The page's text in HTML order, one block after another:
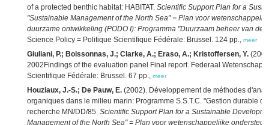
of a protected benthic habitat: HABITAT. Scientific Support Plan for a
"Sustainable Management of the North Sea" = Plan voor
duurzame ontwikkeling (PODO I): Programma "Duurzaam beheer van de
Science Policy = Politique Scientifique Fédérale: Brussel. 124 pp., meer
Giuliani, P.; Boissonnas, J.; Clarke, A.; Eraso, A.; Kristoffersen, Y.
2002Findings of the evaluation panel Final report. Federaal
Scientifique Fédérale: Brussel. 67 pp., meer
Houziaux, J.-S.; De Pauw, E. (2002). Développement de méthodes
organiques dans le milieu marin: Programme S.S.T.C. "Gestion durable
recherche MN/DD/85. Scientific Support Plan for a Sustainable
Management of the North Sea" = Plan voor wetenschappelijke